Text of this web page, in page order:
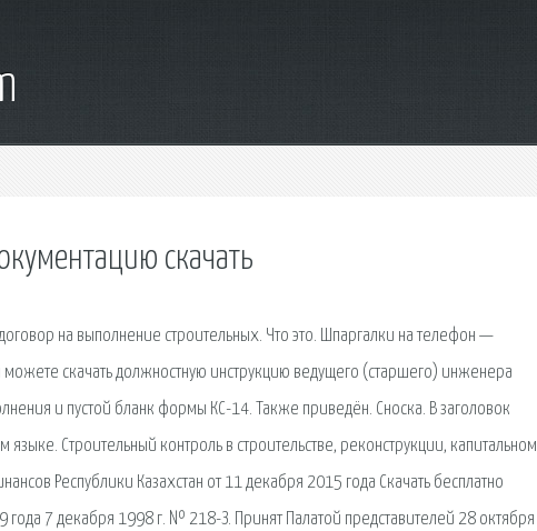
скачать
на выполнение строительных. Что это. Шпаргалки на телефон —
скачать должностную инструкцию ведущего (старшего) инженера
и пустой бланк формы КС-14. Также приведён. Сноска. В заголовок
Строительный контроль в строительстве, реконструкции, капитальном
Республики Казахстан от 11 декабря 2015 года Скачать бесплатно
года 7 декабря 1998 г. № 218-З. Принят Палатой представителей 28 октября